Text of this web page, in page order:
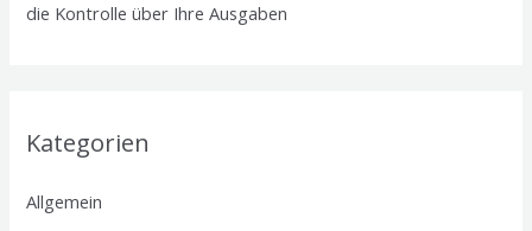
die Kontrolle über Ihre Ausgaben
Kategorien
Allgemein